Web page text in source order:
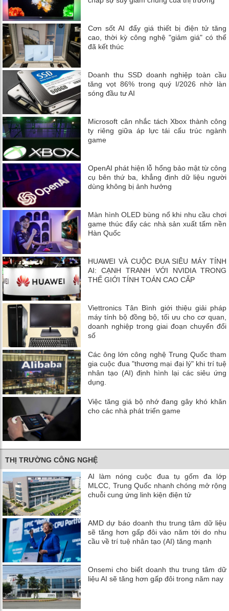
Cơn sốt AI đẩy giá thiết bị điện tử tăng
cao, thời kỳ công nghệ "giảm giá" có thể
đã kết thúc
Doanh thu SSD doanh nghiệp toàn cầu
tăng vọt 86% trong quý I/2026 nhờ làn
sóng đầu tư AI
Microsoft cân nhắc tách Xbox thành công
ty riêng giữa áp lực tái cấu trúc ngành
game
OpenAI phát hiện lỗ hổng bảo mật từ công
cụ bên thứ ba, khẳng định dữ liệu người
dùng không bị ảnh hưởng
Màn hình OLED bùng nổ khi nhu cầu chơi
game thúc đẩy các nhà sản xuất tấm nền
Hàn Quốc
HUAWEI VÀ CUỘC ĐUA SIÊU MÁY TÍNH
AI: CẠNH TRANH VỚI NVIDIA TRONG
THẾ GIỚI TÍNH TOÁN CAO CẤP
Viettronics Tân Bình giới thiệu giải pháp
máy tính bộ đồng bộ, tối ưu cho cơ quan,
doanh nghiệp trong giai đoạn chuyển đổi
số
Các ông lớn công nghệ Trung Quốc tham
gia cuộc đua "thương mại đại lý" khi trí tuệ
nhân tạo (AI) định hình lại các siêu ứng
dụng.
Việc tăng giá bộ nhớ đang gây khó khăn
cho các nhà phát triển game
THỊ TRƯỜNG CÔNG NGHỆ
AI làm nóng cuộc đua tụ gốm đa lớp
MLCC, Trung Quốc nhanh chóng mở rộng
chuỗi cung ứng linh kiện điện tử
AMD dự báo doanh thu trung tâm dữ liệu
sẽ tăng hơn gấp đôi vào năm tới do nhu
cầu về trí tuệ nhân tạo (AI) tăng mạnh
Onsemi cho biết doanh thu trung tâm dữ
liệu AI sẽ tăng hơn gấp đôi trong năm nay